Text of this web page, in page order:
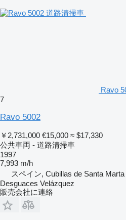
Ravo
7
Ravo 5002
￥2,731,000 €15,000 ≈ $17,330
公共車両 - 道路清掃車
1997
7,993 m/h
スペイン, Cubillas de Santa Marta
Desguaces Velázquez
販売会社に連絡